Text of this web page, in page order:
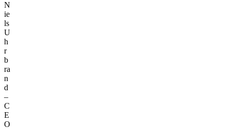
N
ie
ls
U
h
r
b
ra
n
d
–
C
E
O